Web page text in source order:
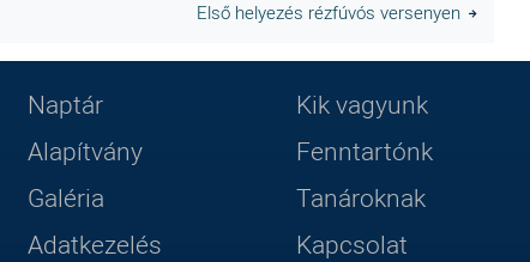
Első helyezés rézfúvós versenyen
Lábléc
2
Naptár
Alapítvány
Galéria
Adatkezelés
Footer
menu
Kik vagyunk
Fenntartónk
Tanároknak
Kapcsolat